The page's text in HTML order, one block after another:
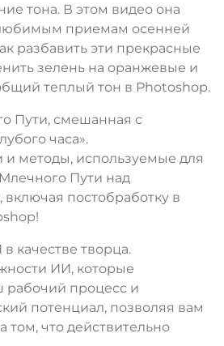
тона. В этом видео она
приемам осенней
разбавить эти прекрасные
зелень на оранжевые и
теплый тон в Photoshop.
Пути, смешанная с
часа».
и методы, используемые для
Пути над
постобработку в
качестве творца.
ИИ, которые
процесс и
потенциал, позволяя вам
том, что действительно